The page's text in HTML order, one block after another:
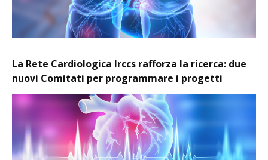
La Rete Cardiologica Irccs rafforza la ricerca: due
nuovi Comitati per programmare i progetti